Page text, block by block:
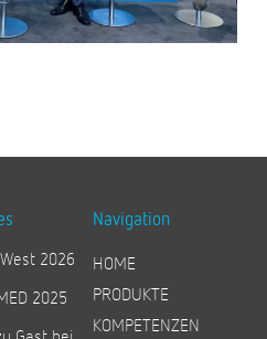
2026
2025
Navigation
HOME
PRODUKTE
KOMPETENZEN